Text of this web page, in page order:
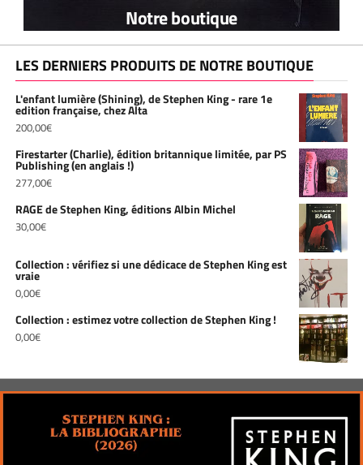
Notre boutique
LES DERNIERS PRODUITS DE NOTRE BOUTIQUE
L'enfant lumière (Shining), de Stephen King - rare 1e
edition française, chez Alta
200,00€
Firestarter (Charlie), édition britannique limitée, par PS
Publishing (en anglais !)
277,00€
RAGE de Stephen King, éditions Albin Michel
30,00€
Collection : vérifiez si une dédicace de Stephen King est
vraie
0,00€
Collection : estimez votre collection de Stephen King !
0,00€